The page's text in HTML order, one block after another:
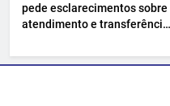
pede esclarecimentos sobre
atendimento e transferência